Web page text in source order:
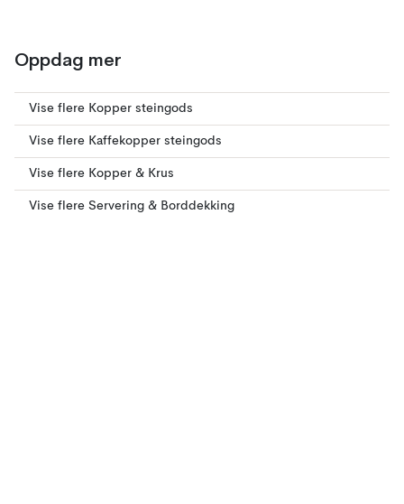
Oppdag mer
Vise flere Kopper steingods
Vise flere Kaffekopper steingods
Vise flere Kopper & Krus
Vise flere Servering & Borddekking